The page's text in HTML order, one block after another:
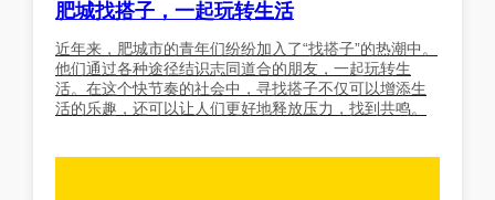
肥城找搭子，一起玩转生活
近年来，肥城市的青年们纷纷加入了“找搭子”的热潮中。
他们通过各种途径结识志同道合的朋友，一起玩转生
活。在这个快节奏的社会中，寻找搭子不仅可以增添生
活的乐趣，还可以让人们更好地释放压力，找到共鸣。